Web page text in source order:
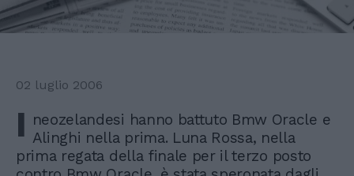
02 luglio 2006
I neozelandesi hanno battuto Bmw Oracle e
Alinghi nella prima. Luna Rossa, nella
prima regata della finale per il terzo posto